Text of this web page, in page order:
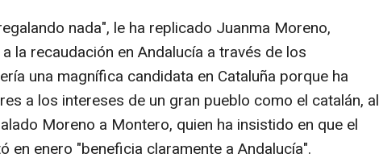
nada", le ha replicado Juanma Moreno,
la recaudación en Andalucía a través de los
una magnífica candidata en Cataluña porque ha
a los intereses de un gran pueblo como el catalán, al
Moreno a Montero, quien ha insistido en que el
en enero "beneficia claramente a Andalucía".